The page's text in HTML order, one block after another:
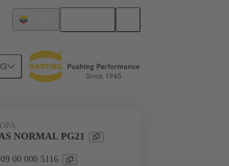
09 00 000 5116
NORMAL PG21
00 000 5116